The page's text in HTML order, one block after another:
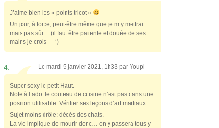
J’aime bien les « points tricot »
Un jour, à force, peut-être même que je m’y mettrai…
mais pas sûr… (il faut être patiente et douée de ses
mains je crois -_-‘)
4. Le mardi 5 janvier 2021, 1h33 par Youpi
Super sexy le petit Haut.
Note à l’ado: le couteau de cuisine n’est pas dans une
position utilisable. Vérifier ses leçons d’art martiaux.
Sujet moins drôle: décès des chats.
La vie implique de mourir donc… on y passera tous y